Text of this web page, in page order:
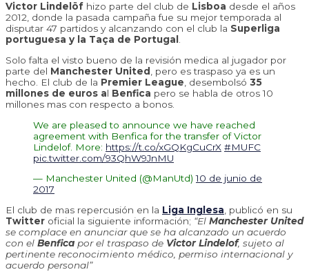
Victor Lindelöf hizo parte del club de Lisboa desde el años
2012, donde la pasada campaña fue su mejor temporada al
disputar 47 partidos y alcanzando con el club la Superliga
portuguesa y la Taça de Portugal .
Solo falta el visto bueno de la revisión medica al jugador por
parte del Manchester United
, pero es traspaso ya es un
hecho. El club de la Premier League , desembolsó 35
millones de euros al Benfica pero se habla de otros 10
millones mas con respecto a bonos.
We are pleased to announce we have reached
agreement with Benfica for the transfer of Victor
Lindelof. More: https://t.co/xGQKgCuCrX #MUFC
pic.twitter.com/93QhW9JnMU
— Manchester United (@ManUtd)10 de junio de
2017
El club de mas repercusión en la Liga Inglesa , publicó en su
Twitter oficial la siguiente información; “El Manchester United
se complace en anunciar que se ha alcanzado un acuerdo
con el Benfica por el traspaso de Victor Lindelof, sujeto al
pertinente reconocimiento médico, permiso internacional y
acuerdo personal”